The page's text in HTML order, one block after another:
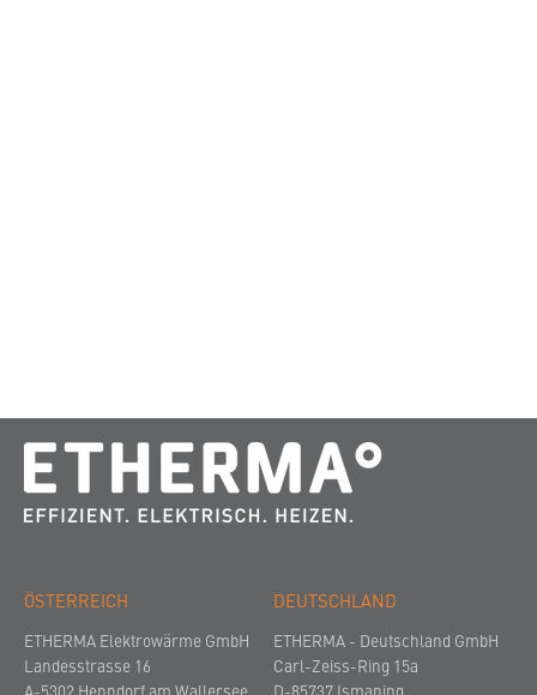
ÖSTERREICH
ETHERMA Elektrowärme GmbH
Landesstrasse 16
DEUTSCHLAND
ETHERMA - Deutschland GmbH
Carl-Zeiss-Ring 15a